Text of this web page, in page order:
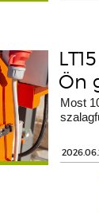
Ön
Most